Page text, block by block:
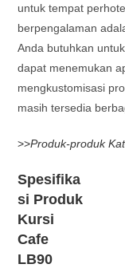
untuk tempat
berpengalaman
Anda butuhkan
dapat menemukan
mengkustomisasi
masih tersedia
>>Produk-produk
Spesifika
si Produk
Kursi
Cafe
LB90